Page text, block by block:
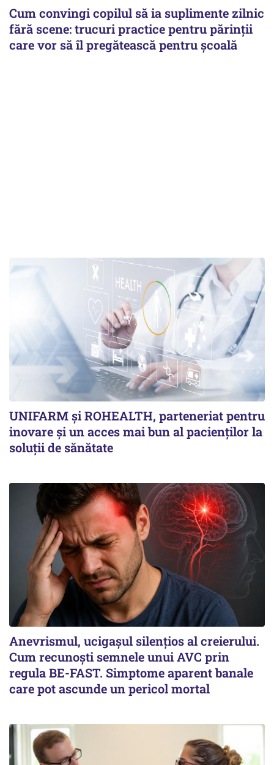
Cum convingi copilul să ia suplimente zilnic
fără scene: trucuri practice pentru părinții
care vor să îl pregătească pentru școală
UNIFARM și ROHEALTH, parteneriat pentru
inovare și un acces mai bun al pacienților la
soluții de sănătate
Anevrismul, ucigașul silențios al creierului.
Cum recunoști semnele unui AVC prin
regula BE-FAST. Simptome aparent banale
care pot ascunde un pericol mortal